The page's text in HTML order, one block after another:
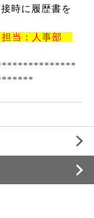
時に履歴書を
担当：人事部